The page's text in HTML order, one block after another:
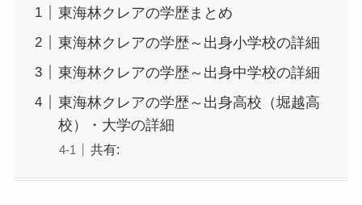
東海林クレアの学歴まとめ
東海林クレアの学歴～出身小学校の詳細
東海林クレアの学歴～出身中学校の詳細
東海林クレアの学歴～出身高校（堀越高
校）・大学の詳細
共有: